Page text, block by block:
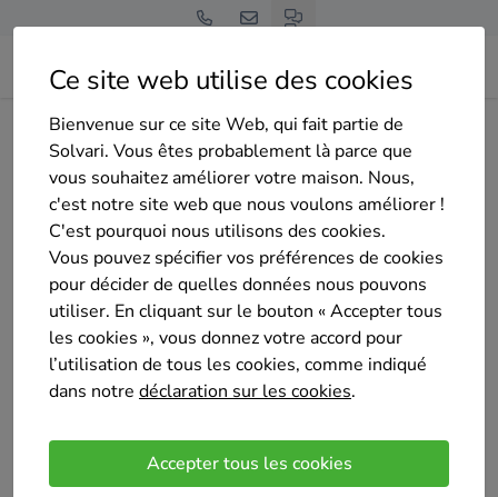
Ce site web utilise des cookies
Bienvenue sur ce site Web, qui fait partie de
Solvari. Vous êtes probablement là parce que
vous souhaitez améliorer votre maison. Nous,
c'est notre site web que nous voulons améliorer !
C'est pourquoi nous utilisons des cookies.
Vous pouvez spécifier vos préférences de cookies
pour décider de quelles données nous pouvons
utiliser. En cliquant sur le bouton « Accepter tous
les cookies », vous donnez votre accord pour
l’utilisation de tous les cookies, comme indiqué
dans notre déclaration sur les cookies.
Accepter tous les cookies
Home Panneaux solaires Namur Floreffe EnerBlue
EnerBlue
Sélectionné 4 fois
(5 avis)
Sint-Genesius-Rode
EnerBlue est spécialisée dans l'installation de
Nos services